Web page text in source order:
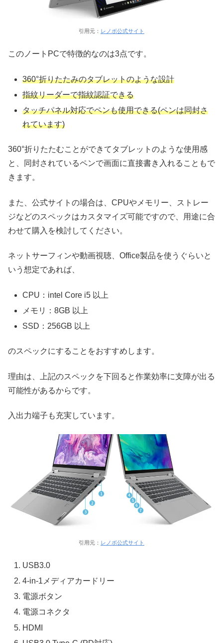
引用元： レノボ公式サイト
このノートPCで特徴的なのは3点です。
360°折りたたみのタブレットのような設計
指紋リーダーで指紋認証できる
タッチパネル対応でペンも使用できる(ペンは同封さ
れています)
360°折りたたむことができてタブレットのような使用感
と、同封されているペンで画面に直接書き入れることもで
きます。
また、公式サイトの場合は、CPUやメモリー、ストレー
ジなどのスペックはカスタマイズ可能ですので、用途に合
わせて購入を検討してください。
ネットサーフィンや動画視聴、Office製品を使うぐらいと
いう想定であれば、
CPU：intel Core i5 以上
メモリ：8GB 以上
SSD：256GB 以上
のスペックにすることをおすすめします。
理由は、上記のスペックを下回ると作業効率に支障が出る
可能性があるからです。
入出力端子も充実しています。
引用元： レノボ公式サイト
USB3.0
4-in-1メディアカードリー
電源ボタン
電源コネクタ
HDMI